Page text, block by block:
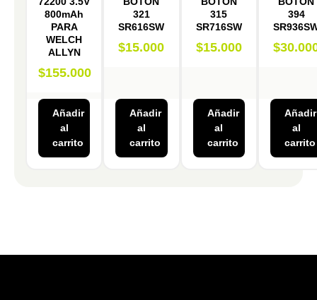
800mAh
PARA
WELCH
ALLYN
$155.000
Añadir
al
carrito
321
SR616SW
$15.000
Añadir
al
carrito
315
SR716SW
$15.000
Añadir
al
carrito
394
$
Añadir
al
carrito